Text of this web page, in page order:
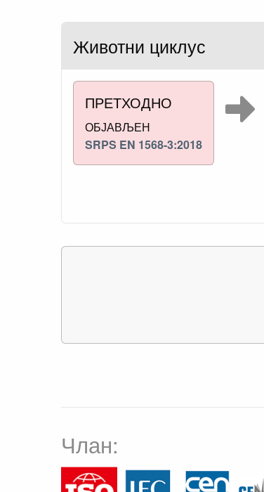
Животни циклус
ПРЕТХОДНО
ОБЈАВЉЕН
SRPS EN 1568-3:2018
Члан: